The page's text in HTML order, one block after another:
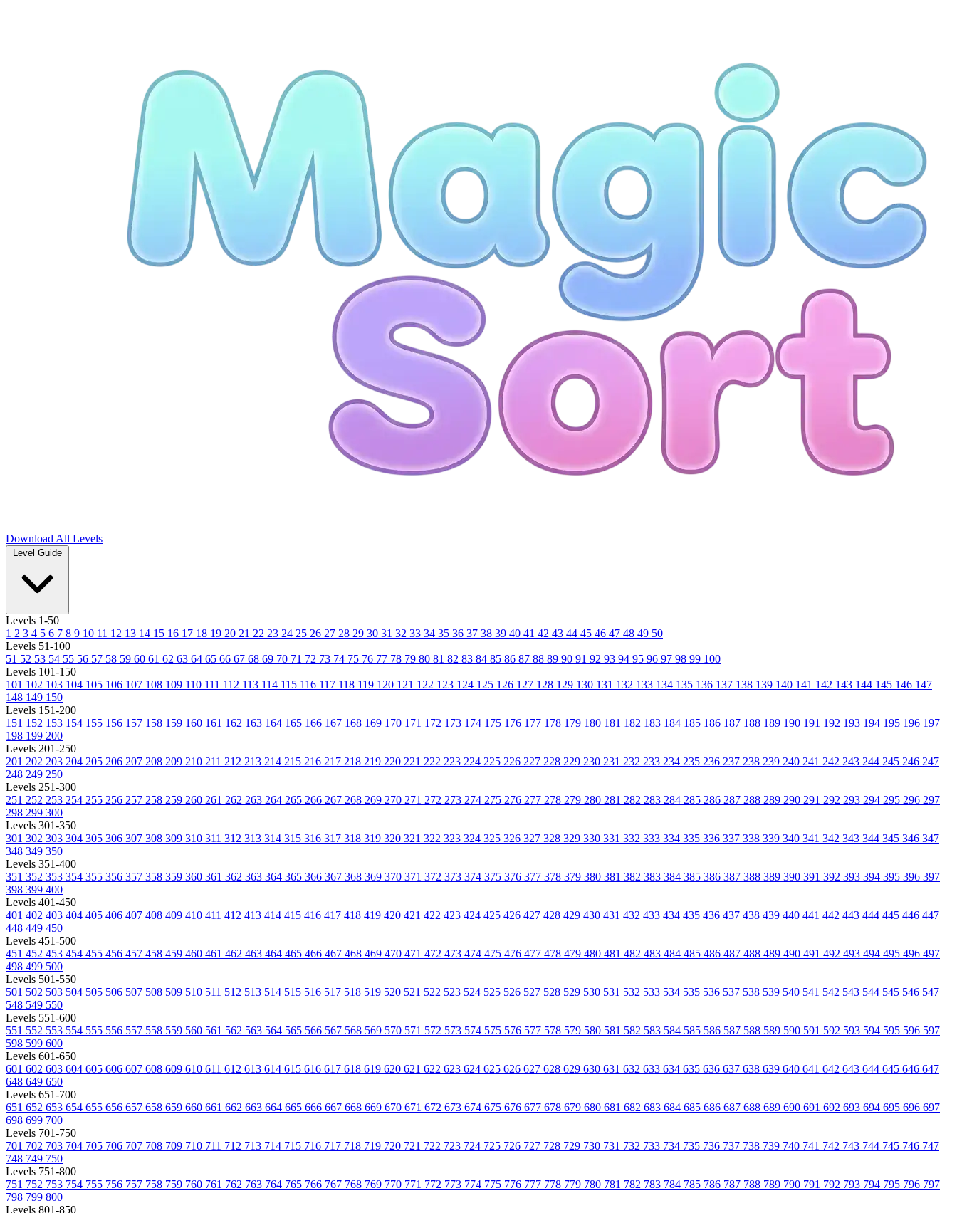
Download All Levels
Level Guide
Levels 1-50
1 2 3 4 5 6 7 8 9 10 11 12 13 14 15 16 17 18 19 20 21 22 23 24 25 26 27 28 29 30 31 32 33 34 35 36 37 38 39 40 41 42 43 44 45 46 47 48 49 50
Levels 51-100
51 52 53 54 55 56 57 58 59 60 61 62 63 64 65 66 67 68 69 70 71 72 73 74 75 76 77 78 79 80 81 82 83 84 85 86 87 88 89 90 91 92 93 94 95 96 97 98 99 100
Levels 101-150
101 102 103 104 105 106 107 108 109 110 111 112 113 114 115 116 117 118 119 120 121 122 123 124 125 126 127 128 129 130 131 132 133 134 135 136 137 138 139 140 141 142 143 144 145 146 147
148 149 150
Levels 151-200
151 152 153 154 155 156 157 158 159 160 161 162 163 164 165 166 167 168 169 170 171 172 173 174 175 176 177 178 179 180 181 182 183 184 185 186 187 188 189 190 191 192 193 194 195 196 197
198 199 200
Levels 201-250
201 202 203 204 205 206 207 208 209 210 211 212 213 214 215 216 217 218 219 220 221 222 223 224 225 226 227 228 229 230 231 232 233 234 235 236 237 238 239 240 241 242 243 244 245 246 247
248 249 250
Levels 251-300
251 252 253 254 255 256 257 258 259 260 261 262 263 264 265 266 267 268 269 270 271 272 273 274 275 276 277 278 279 280 281 282 283 284 285 286 287 288 289 290 291 292 293 294 295 296 297
298 299 300
Levels 301-350
301 302 303 304 305 306 307 308 309 310 311 312 313 314 315 316 317 318 319 320 321 322 323 324 325 326 327 328 329 330 331 332 333 334 335 336 337 338 339 340 341 342 343 344 345 346 347
348 349 350
Levels 351-400
351 352 353 354 355 356 357 358 359 360 361 362 363 364 365 366 367 368 369 370 371 372 373 374 375 376 377 378 379 380 381 382 383 384 385 386 387 388 389 390 391 392 393 394 395 396 397
398 399 400
Levels 401-450
401 402 403 404 405 406 407 408 409 410 411 412 413 414 415 416 417 418 419 420 421 422 423 424 425 426 427 428 429 430 431 432 433 434 435 436 437 438 439 440 441 442 443 444 445 446 447
448 449 450
Levels 451-500
451 452 453 454 455 456 457 458 459 460 461 462 463 464 465 466 467 468 469 470 471 472 473 474 475 476 477 478 479 480 481 482 483 484 485 486 487 488 489 490 491 492 493 494 495 496 497
498 499 500
Levels 501-550
501 502 503 504 505 506 507 508 509 510 511 512 513 514 515 516 517 518 519 520 521 522 523 524 525 526 527 528 529 530 531 532 533 534 535 536 537 538 539 540 541 542 543 544 545 546 547
548 549 550
Levels 551-600
551 552 553 554 555 556 557 558 559 560 561 562 563 564 565 566 567 568 569 570 571 572 573 574 575 576 577 578 579 580 581 582 583 584 585 586 587 588 589 590 591 592 593 594 595 596 597
598 599 600
Levels 601-650
601 602 603 604 605 606 607 608 609 610 611 612 613 614 615 616 617 618 619 620 621 622 623 624 625 626 627 628 629 630 631 632 633 634 635 636 637 638 639 640 641 642 643 644 645 646 647
648 649 650
Levels 651-700
651 652 653 654 655 656 657 658 659 660 661 662 663 664 665 666 667 668 669 670 671 672 673 674 675 676 677 678 679 680 681 682 683 684 685 686 687 688 689 690 691 692 693 694 695 696 697
698 699 700
Levels 701-750
701 702 703 704 705 706 707 708 709 710 711 712 713 714 715 716 717 718 719 720 721 722 723 724 725 726 727 728 729 730 731 732 733 734 735 736 737 738 739 740 741 742 743 744 745 746 747
748 749 750
Levels 751-800
751 752 753 754 755 756 757 758 759 760 761 762 763 764 765 766 767 768 769 770 771 772 773 774 775 776 777 778 779 780 781 782 783 784 785 786 787 788 789 790 791 792 793 794 795 796 797
798 799 800
Levels 801-850